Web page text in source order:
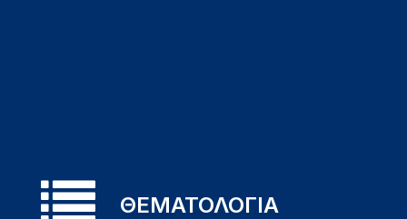
ΘΕΜΑΤΟΛΟΓΙΑ